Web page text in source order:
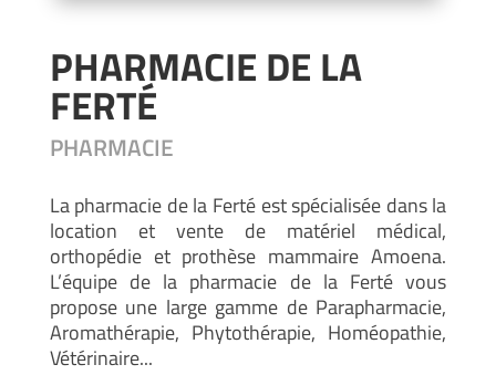
PHARMACIE DE LA
FERTÉ
PHARMACIE
La pharmacie de la Ferté est spécialisée dans la
location et vente de matériel médical,
orthopédie et prothèse mammaire Amoena.
L’équipe de la pharmacie de la Ferté vous
propose une large gamme de Parapharmacie,
Aromathérapie, Phytothérapie, Homéopathie,
Vétérinaire...